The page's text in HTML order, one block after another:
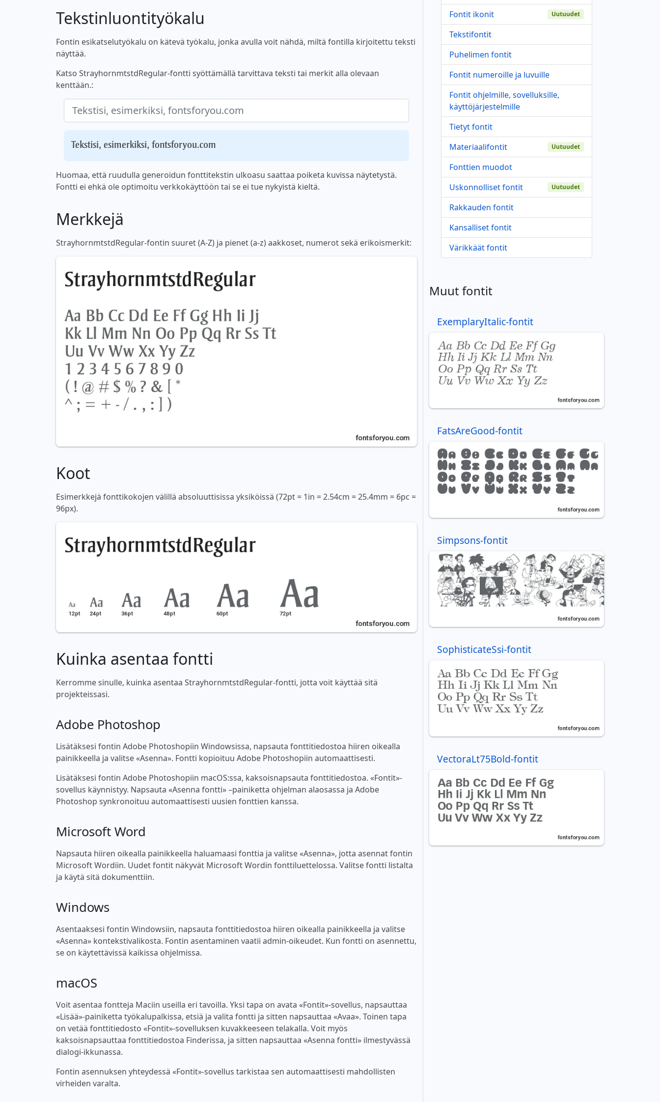
Tekstinluontityökalu
Fontin esikatselutyökalu on kätevä työkalu, jonka avulla voit nähdä, miltä fontilla kirjoitettu teksti
näyttää.
Katso StrayhornmtstdRegular-fontti syöttämällä tarvittava teksti tai merkit alla olevaan
kenttään.:
Tekstisi, esimerkiksi, fontsforyou.com
Huomaa, että ruudulla generoidun fonttitekstin ulkoasu saattaa poiketa kuvissa näytetystä.
Fontti ei ehkä ole optimoitu verkkokäyttöön tai se ei tue nykyistä kieltä.
Merkkejä
StrayhornmtstdRegular-fontin suuret (A-Z) ja pienet (a-z) aakkoset, numerot sekä erikoismerkit:
Koot
Esimerkkejä fonttikokojen välillä absoluuttisissa yksiköissä (72pt = 1in = 2.54cm = 25.4mm = 6pc =
96px).
Kuinka asentaa fontti
Kerromme sinulle, kuinka asentaa StrayhornmtstdRegular-fontti, jotta voit käyttää sitä
projekteissasi.
Adobe Photoshop
Lisätäksesi fontin Adobe Photoshopiin Windowsissa, napsauta fonttitiedostoa hiiren oikealla
painikkeella ja valitse «Asenna». Fontti kopioituu Adobe Photoshopiin automaattisesti.
Lisätäksesi fontin Adobe Photoshopiin macOS:ssa, kaksoisnapsauta fonttitiedostoa. «Fontit»-
sovellus käynnistyy. Napsauta «Asenna fontti» –painiketta ohjelman alaosassa ja Adobe
Photoshop synkronoituu automaattisesti uusien fonttien kanssa.
Microsoft Word
Napsauta hiiren oikealla painikkeella haluamaasi fonttia ja valitse «Asenna», jotta asennat fontin
Microsoft Wordiin. Uudet fontit näkyvät Microsoft Wordin fonttiluettelossa. Valitse fontti listalta
ja käytä sitä dokumenttiin.
Windows
Asentaaksesi fontin Windowsiin, napsauta fonttitiedostoa hiiren oikealla painikkeella ja valitse
«Asenna» kontekstivalikosta. Fontin asentaminen vaatii admin-oikeudet. Kun fontti on asennettu,
se on käytettävissä kaikissa ohjelmissa.
macOS
Voit asentaa fontteja Maciin useilla eri tavoilla. Yksi tapa on avata «Fontit»-sovellus, napsauttaa
«Lisää»-painiketta työkalupalkissa, etsiä ja valita fontti ja sitten napsauttaa «Avaa». Toinen tapa
on vetää fonttitiedosto «Fontit»-sovelluksen kuvakkeeseen telakalla. Voit myös
kaksoisnapsauttaa fonttitiedostoa Finderissa, ja sitten napsauttaa «Asenna fontti» ilmestyvässä
dialogi-ikkunassa.
Fontin asennuksen yhteydessä «Fontit»-sovellus tarkistaa sen automaattisesti mahdollisten
virheiden varalta.
Fontit ikonit Uutuudet
Tekstifontit
Puhelimen fontit
Fontit numeroille ja luvuille
Fontit ohjelmille, sovelluksille,
käyttöjärjestelmille
Tietyt fontit
Materiaalifontit
Uutuudet
Fonttien muodot
Uskonnolliset fontit
Uutuudet
Rakkauden fontit
Kansalliset fontit
Värikkäät fontit
Muut fontit
ExemplaryItalic-fontit
FatsAreGood-fontit
Simpsons-fontit
SophisticateSsi-fontit
VectoraLt75Bold-fontit